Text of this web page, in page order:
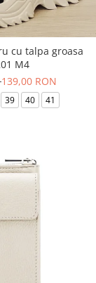
cu talpa groasa
M4
139,00 RON
39 40 41